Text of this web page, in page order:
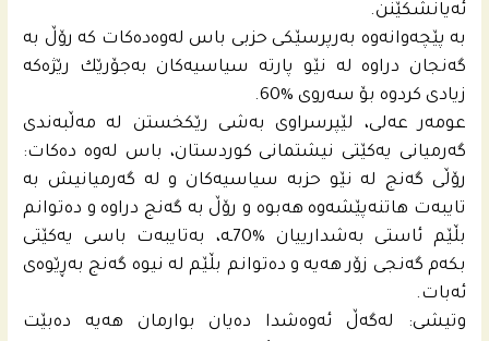
ئەیانشکێنن.
به‌ پێچه‌وانه‌وه‌ به‌رپرسێكى حزبى باس له‌وه‌ده‌كات كه‌ رۆڵ به‌
گه‌نجان دراوه‌ له‌ نێو پارته‌ سیاسیه‌كان به‌جۆرێك رێژه‌كه‌
زیادى كردوه‌ بۆ سه‌روى %60.
عومەر عەلی، لێپرسراوی بەشی رێکخستن لە مەڵبەندی
گەرمیانی یەکێتی نیشتمانى كوردستان، باس له‌وه‌ ده‌كات:
رۆڵی گەنج لە نێو حزبە سیاسیەکان و لە گەرمیانیش بە
تایبەت هاتنەپێشەوە هەبوە و رۆڵ بە گەنج دراوە و ده‌توانم
بڵێم ئاستى به‌شدارییان %70ـه‌، بەتایبەت باسی یه‌کێتی
بکەم گەنجی زۆر هەیە و دەتوانم بڵێم لە نیوە گەنج بەڕێوەى
ئەبات.
وتیشى: لەگه‌ڵ ئەوەشدا دەیان بوارمان هەیە ده‌بێت